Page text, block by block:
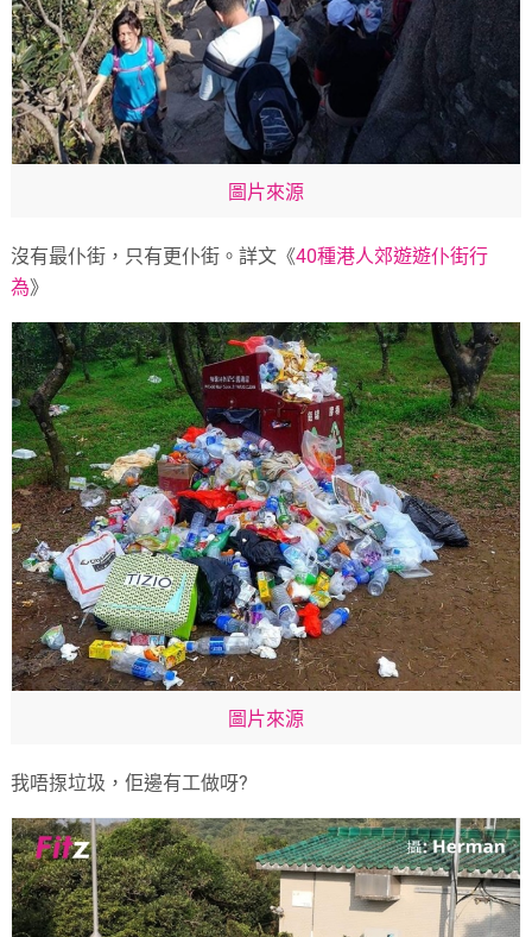
圖片來源
沒有最仆街，只有更仆街。詳文《40種港人郊遊遊仆街行
為》
圖片來源
我唔揼垃圾，佢邊有工做呀?